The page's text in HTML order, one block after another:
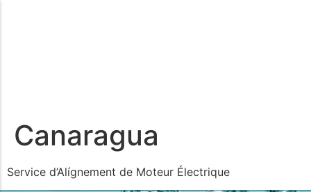
Canaragua
Service d’Alígnement de Moteur Électrique